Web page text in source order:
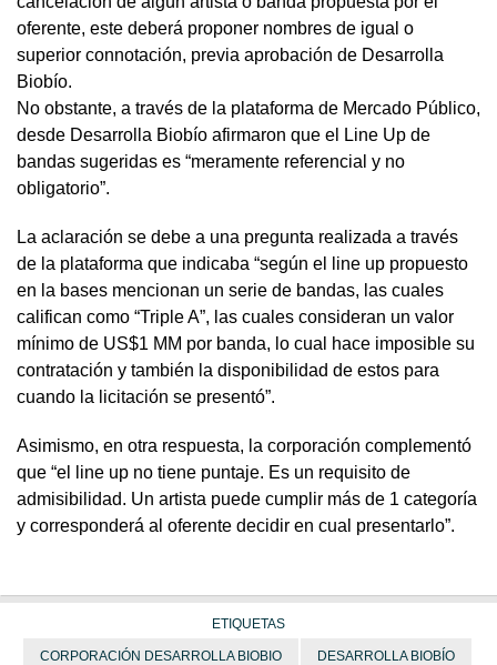
oferente, este deberá proponer nombres de igual o
superior connotación, previa aprobación de Desarrolla
Biobío.
No obstante, a través de la plataforma de Mercado Público,
desde Desarrolla Biobío afirmaron que el Line Up de
bandas sugeridas es “meramente referencial y no
obligatorio”.
La aclaración se debe a una pregunta realizada a través
de la plataforma que indicaba “según el line up propuesto
en la bases mencionan un serie de bandas, las cuales
califican como “Triple A”, las cuales consideran un valor
mínimo de US$1 MM por banda, lo cual hace imposible su
contratación y también la disponibilidad de estos para
cuando la licitación se presentó”.
Asimismo, en otra respuesta, la corporación complementó
que “el line up no tiene puntaje. Es un requisito de
admisibilidad. Un artista puede cumplir más de 1 categoría
y corresponderá al oferente decidir en cual presentarlo”.
ETIQUETAS
CORPORACIÓN DESARROLLA BIOBIO DESARROLLA BIOBÍO